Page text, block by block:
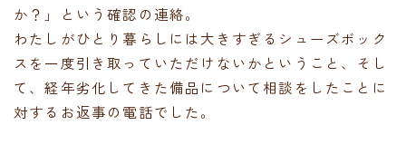
か？」という確認の連絡。
わたしがひとり暮らしには大きすぎるシューズボック
スを一度引き取っていただけないかということ、そし
て、経年劣化してきた備品について相談をしたことに
対するお返事の電話でした。